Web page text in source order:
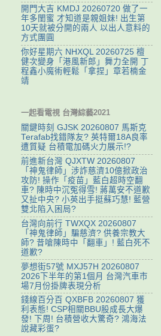
開門大吉 KMDJ 20260720 做了一
年多閨蜜 才知道是親姐妹! 出生第
10天就被分開的兩人 以出人意料的
方式團圓
你好星期六 NHXQL 20260725 檀
健次變身「港風新郎」舞力全開 丁
程鑫小魔術輕鬆「拿捏」章若楠金
靖
一起看電視 台灣綜藝2021
關鍵時刻 GJSK 20260807 馬斯克
Terafab找錯隊友? 英特爾18A良率
遭質疑 台積電加碼火力展示!?
前進新台灣 QJXTW 20260807
「神鬼律師」涉詐慈濟10億掀政治
攻防! 操作「疫苗」藍白超時空翻
車? 陳時中沉冤得雪! 蔣萬安不道歉
又扯中央? 小英出手挺蘇巧慧! 藍營
雙北陷入困局?
台灣向前行 TWXQX 20260807
「神鬼律師」騙慈濟? 供養宗教大
師? 昔嗆陳時中「翻車」! 藍白死不
道歉?
夢想街57號 MXJ57H 20260807
2026下半年的第1個月 台灣汽車市
場7月份掛牌表現分析
錢線百分百 QXBFB 20260807 獲
利表態! CSP相關BBU股成長大爆
發! 下周! 台積營收大驚奇? 鴻海法
說藏彩蛋?